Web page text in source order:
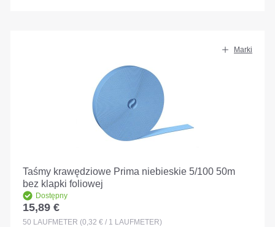
Marki
Taśmy krawędziowe Prima niebieskie 5/100 50m
bez klapki foliowej
Dostępny
Cena regularna:
15,89 €
50 LAUFMETER (0,32 € / 1 LAUFMETER)